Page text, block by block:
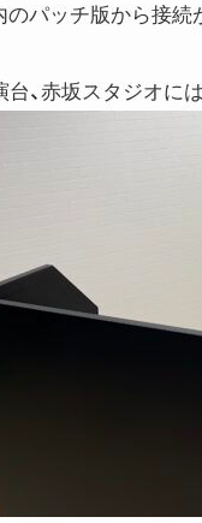
パッチ版から接続
台、赤坂スタジオに